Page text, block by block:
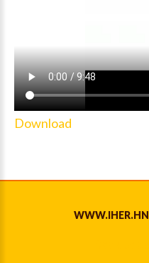
Download
WWW.IHER.HN